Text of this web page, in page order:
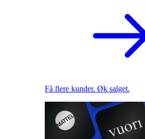
Få flere kunder. Øk salget.